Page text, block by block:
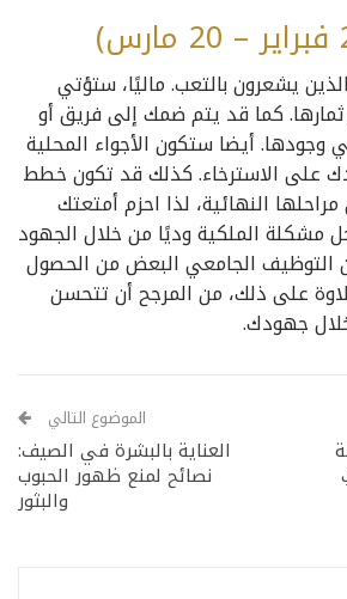
يشعرون بالتعب. ماليًا، ستؤتي
كما قد يتم ضمك إلى فريق أو
أيضا ستكون الأجواء المحلية
على الاسترخاء. كذلك قد تكون خطط
النهائية، لذا احزم أمتعتك
مشكلة الملكية وديًا من خلال الجهود
التوظيف الجامعي البعض من الحصول
على ذلك، من المرجح أن تتحسن
جهودك.
الموضوع التالي
العناية بالبشرة في الصيف:
نصائح لمنع ظهور الحبوب
والبثور